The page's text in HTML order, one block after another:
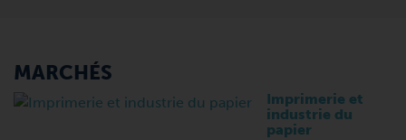
MARCHÉS
Imprimerie et
industrie du
papier